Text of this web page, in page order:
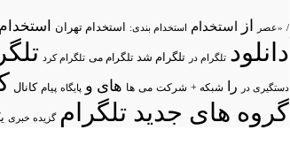
/ «عصر از استخدام استخدام بندی: استخدام تهران
دانلود تلگرام در تلگرام شد تلگرام می تلگرام کرد
دستگیری در را شبکه + شرکت می ها های و پایگاه پیام کانال
گروه های جدید تلگرام گزیده خبری